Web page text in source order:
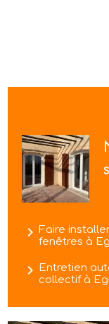
navigate_nextFaire
fenêtres à
navigate_next
Entretien
collectif à